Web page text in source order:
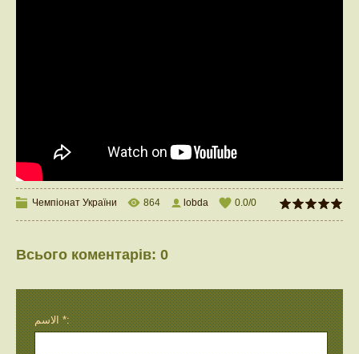
Чемпіонат України 864 lobda 0.0/0
Всього коментарів: 0
الاسم *: